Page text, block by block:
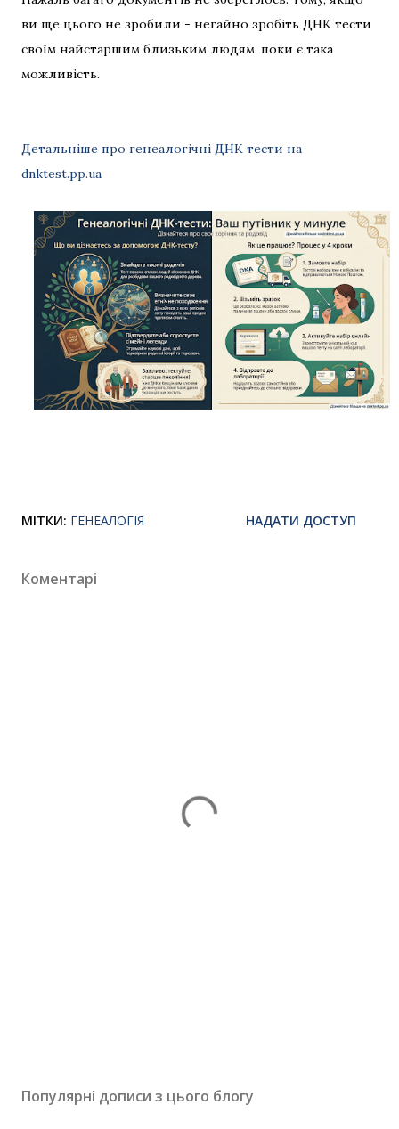
ви ще цього не зробили - негайно зробіть ДНК тести
своїм найстаршим близьким людям, поки є така
можливість.
Детальніше про генеалогічні ДНК тести на
dnktest.pp.ua
МІТКИ: ГЕНЕАЛОГІЯ НАДАТИ ДОСТУП
Коментарі
Популярні дописи з цього блогу